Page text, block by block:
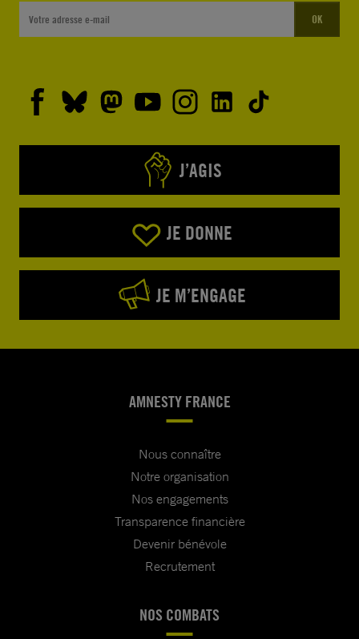
OK
J’AGIS
JE DONNE
JE M’ENGAGE
AMNESTY FRANCE
Nous connaître
Notre organisation
Nos engagements
Transparence financière
Devenir bénévole
Recrutement
NOS COMBATS